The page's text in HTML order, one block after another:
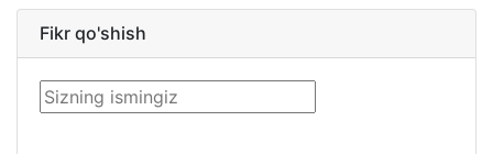
Fikr qo'shish